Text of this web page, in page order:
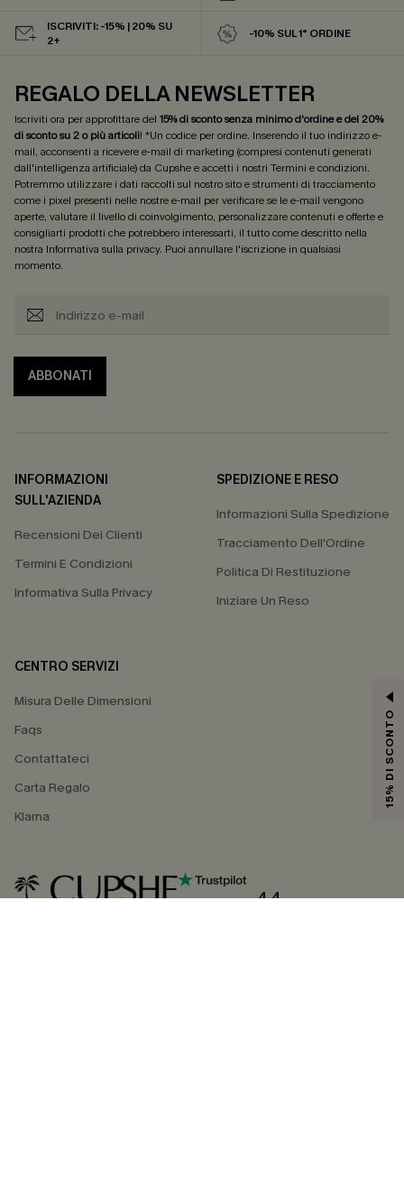
ISCRIVITI: -15% | 20% SU
2+
-10% SUL 1° ORDINE
REGALO DELLA NEWSLETTER
Iscriviti ora per approfittare del 15% di sconto senza minimo d'ordine e del 20%
di sconto su 2 o più articoli! *Un codice per ordine. Inserendo il tuo indirizzo e-
mail, acconsenti a ricevere e-mail di marketing (compresi contenuti generati
dall'intelligenza artificiale) da Cupshe e accetti i nostri Termini e condizioni.
Potremmo utilizzare i dati raccolti sul nostro sito e strumenti di tracciamento
come i pixel presenti nelle nostre e-mail per verificare se le e-mail vengono
aperte, valutare il livello di coinvolgimento, personalizzare contenuti e offerte e
consigliarti prodotti che potrebbero interessarti, il tutto come descritto nella
nostra Informativa sulla privacy. Puoi annullare l'iscrizione in qualsiasi
momento.
ABBONATI
INFORMAZIONI
SULL'AZIENDA
Recensioni Dei Clienti
Termini E Condizioni
Informativa Sulla Privacy
SPEDIZIONE E RESO
Informazioni Sulla Spedizione
Tracciamento Dell'Ordine
Politica Di Restituzione
Iniziare Un Reso
CENTRO SERVIZI
Misura Delle Dimensioni
Faqs
Contattateci
Carta Regalo
Klarna
4.4
15% DI SCONTO